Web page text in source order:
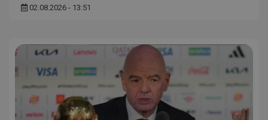
02.08.2026 - 13:51